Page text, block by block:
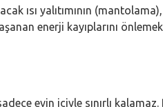
ısı yalıtımının
enerji kayıplarını
evin içiyle sınırlı